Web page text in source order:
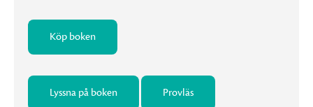
Köp boken
Lyssna på boken Provläs